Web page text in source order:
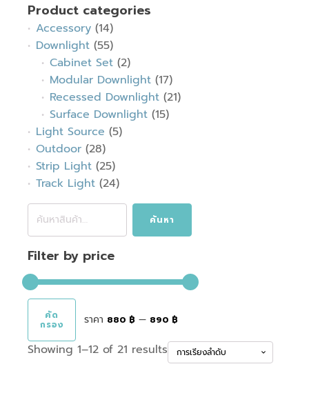
Product categories
Accessory (14)
Downlight (55)
Cabinet Set (2)
Modular Downlight (17)
Recessed Downlight (21)
Surface Downlight (15)
Light Source (5)
Outdoor (28)
Strip Light (25)
Track Light (24)
ค้นหา: ค้นหา
Filter by price
ต่ำ
สูงสุด
คัด
กรอง ราคา 880 ฿ — 890 ฿
Showing 1–12 of 21 results